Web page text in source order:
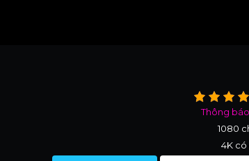
Thông
1080
4K có